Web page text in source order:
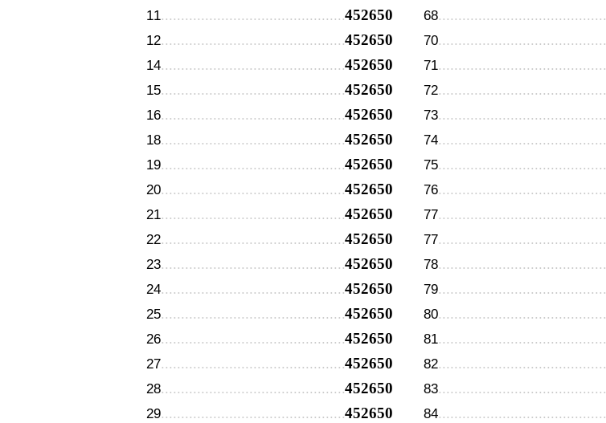
11 452650
12 452650
14 452650
15 452650
16 452650
18 452650
19 452650
20 452650
21 452650
22 452650
23 452650
24 452650
25 452650
26 452650
27 452650
28 452650
29 452650
68
70
71
72
73
74
75
76
77
77
78
79
80
81
82
83
84